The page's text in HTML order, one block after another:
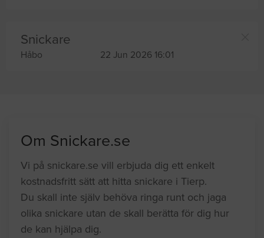
Snickare
Håbo 22 Jun 2026 16:01
Om Snickare.se
Vi på snickare.se vill erbjuda dig ett enkelt
kostnadsfritt sätt att hitta snickare i Tierp.
Du skall inte själv behöva ringa runt och jaga
olika snickare utan de skall berätta för dig hur
de kan hjälpa dig.